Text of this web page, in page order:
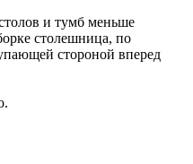
и тумб меньше
столешница, по
стороной вперед